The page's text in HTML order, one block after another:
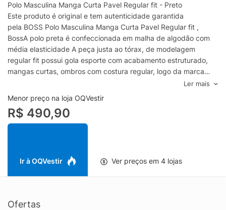
Polo Masculina Manga Curta Pavel Regular fit - Preto
Este produto é original e tem autenticidade garantida
pela BOSS Polo Masculina Manga Curta Pavel Regular fit ,
BossA polo preta é confeccionada em malha de algodão com
média elasticidade A peça justa ao tórax, de modelagem
regular fit possui gola esporte com acabamento estruturado,
mangas curtas, ombros com costura regular, logo da marca
aplicado em estampa frontal na cor verde, acabamento
pespontado, barra reta e fechamento frontal por botões.-Malha
de algodão com média elasticidade-Modelagem regular fit -
Gola esporte estruturada-Mangas curtas-Logo frontal em
estampa verde-Barra reta-Fechamento por
PretoMarca: Boss
Ler mais
Menor preço na loja OQVestir
R$ 490,90
Ir à OQVestir Ver preços em 4 lojas
Ofertas